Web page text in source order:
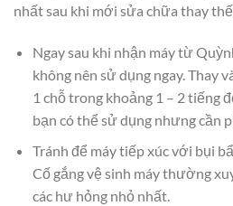
nhất sau khi mới sửa chữa thay
Ngay sau khi nhận máy từ
không nên sử dụng ngay. Thay
1 chỗ trong khoảng 1 – 2 tiếng
bạn có thể sử dụng nhưng cần
Tránh để máy tiếp xúc với bụi
Cố gắng vệ sinh máy thường
các hư hỏng nhỏ nhất.